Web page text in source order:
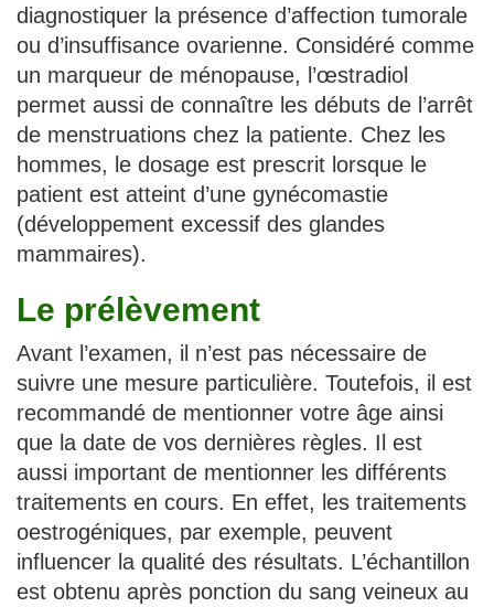
diagnostiquer la présence d’affection tumorale
ou d’insuffisance ovarienne. Considéré comme
un marqueur de ménopause, l’œstradiol
permet aussi de connaître les débuts de l’arrêt
de menstruations chez la patiente. Chez les
hommes, le dosage est prescrit lorsque le
patient est atteint d’une gynécomastie
(développement excessif des glandes
mammaires).
Le prélèvement
Avant l’examen, il n’est pas nécessaire de
suivre une mesure particulière. Toutefois, il est
recommandé de mentionner votre âge ainsi
que la date de vos dernières règles. Il est
aussi important de mentionner les différents
traitements en cours. En effet, les traitements
oestrogéniques, par exemple, peuvent
influencer la qualité des résultats. L’échantillon
est obtenu après ponction du sang veineux au